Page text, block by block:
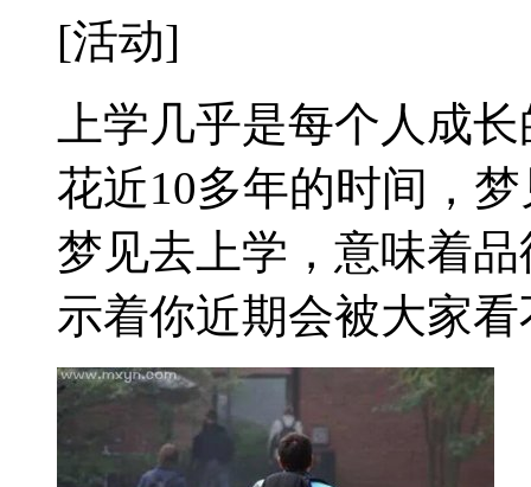
[活动]
上学几乎是每个人成
花近10多年的时间，
梦见去上学，意味着
示着你近期会被大家